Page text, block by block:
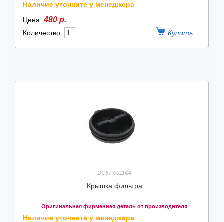
Наличие уточните у менеджера
Цена:480 р.
Количество:
DC67-00114A
Крышка фильтра
Оригинальная фирменная деталь от производителя
Наличие уточните у менеджера